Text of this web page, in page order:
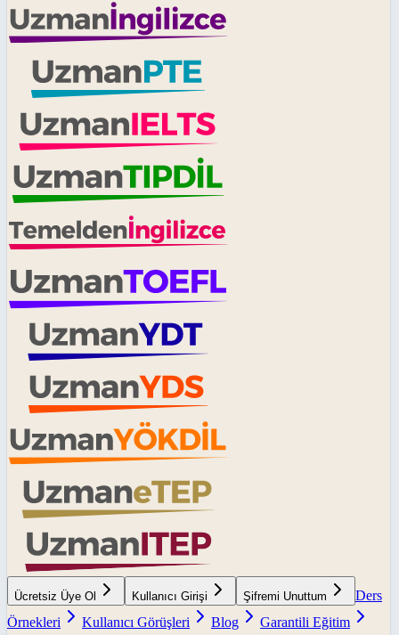
Ücretsiz Üye Ol Kullanıcı Girişi Şifremi Unuttum
Ders
Örnekleri
Kullanıcı Görüşleri Blog
Garantili Eğitim